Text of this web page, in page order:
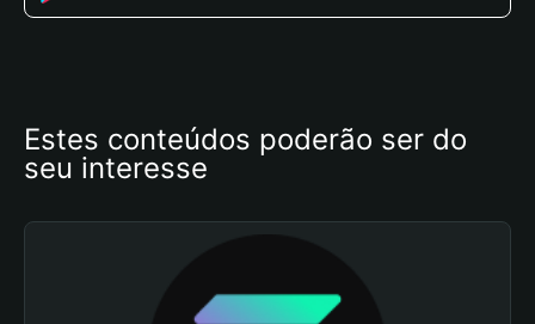
Estes conteúdos poderão ser do
seu interesse